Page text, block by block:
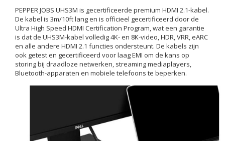
PEPPER JOBS UHS3M is gecertificeerde premium HDMI 2.1-kabel.
De kabel is 3m/10ft lang en is officieel gecertificeerd door de
Ultra High Speed HDMI Certification Program, wat een garantie
is dat de UHS3M-kabel volledig 4K- en 8K-video, HDR, VRR, eARC
en alle andere HDMI 2.1 functies ondersteunt. De kabels zijn
ook getest en gecertificeerd voor laag EMI om de kans op
storing bij draadloze netwerken, streaming mediaplayers,
Bluetooth-apparaten en mobiele telefoons te beperken.